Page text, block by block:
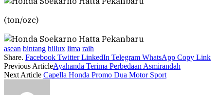
(ton/ozc)
asean bintang hillux lima raih
Share. Facebook Twitter LinkedIn Telegram WhatsApp Copy Link
Previous ArticleAyahanda Terima Perbedaan Asmirandah
Next Article Capella Honda Promo Dua Motor Sport